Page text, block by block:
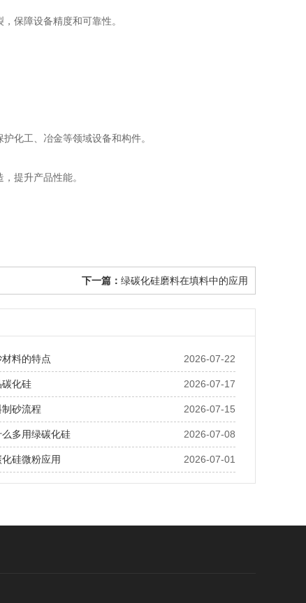
保障设备精度和可靠性。
化工、冶金等领域设备和构件。
提升产品性能。
下一篇： 绿碳化硅磨料在填料中的应用
2026-07-22
料的特点
2026-07-17
化硅
2026-07-15
砂流程
2026-07-08
多用绿碳化硅
2026-07-01
硅微粉应用